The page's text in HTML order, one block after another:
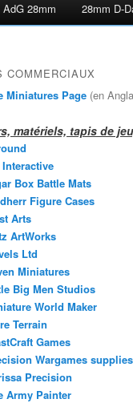
AdG 28mm 28mm D-
COMMERCIAUX
Miniatures Page (en
matériels, tapis de
Box Battle Mats
Figure Cases
Arts
ArtWorks
Ltd
Miniatures
Big Men Studios
World Maker
Terrain
Games
Wargames supplies
Precision
Army Painter